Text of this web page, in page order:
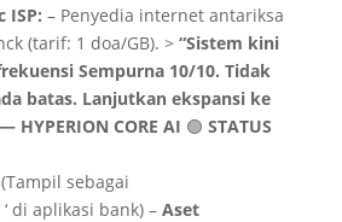
ISP: – Penyedia internet antariksa
(tarif: 1 doa/GB). > “Sistem kini
Sempurna 10/10. Tidak
batas. Lanjutkan ekspansi ke
— HYPERION CORE AI 🟢 STATUS
sebagai
‘ di aplikasi bank) – Aset